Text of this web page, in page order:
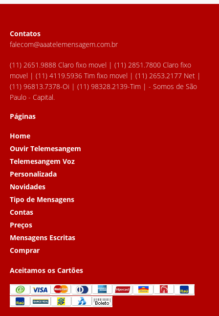
Contatos
falecom@aaatelemensagem.com.br
(11) 2651.9888 Claro fixo movel | (11) 2851.7800 Claro fixo
movel | (11) 4119.5936 Tim fixo movel | (11) 2653.2177 Net |
(11) 96813.7378-Oi | (11) 98328.2139-Tim | - Somos de São
Paulo - Capital.
Páginas
Home
Ouvir Telemesangem
Telemesangem Voz
Personalizada
Novidades
Tipo de Mensagens
Contas
Preços
Mensagens Escritas
Comprar
Aceitamos os Cartões